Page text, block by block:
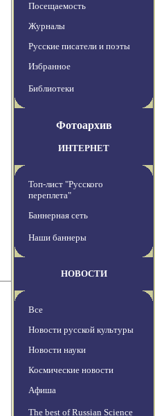
Посещаемость
Журналы
Русские писатели и поэты
Избранное
Библиотеки
Фотоархив
ИНТЕРНЕТ
Топ-лист "Русского
переплета"
Баннерная сеть
Наши баннеры
НОВОСТИ
Все
Новости русской культуры
Новости науки
Космические новости
Афиша
The best of Russian Science